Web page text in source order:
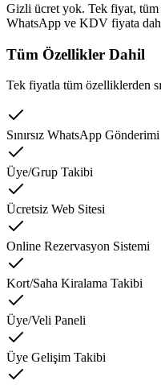
Gizli ücret yok. Tek fiyat,
WhatsApp ve KDV fiyata
Tüm Özellikler Dahil
Tek fiyatla tüm özelliklerden
Sınırsız WhatsApp Gönderimi
Üye/Grup Takibi
Ücretsiz Web Sitesi
Online Rezervasyon Sistemi
Kort/Saha Kiralama Takibi
Üye/Veli Paneli
Üye Gelişim Takibi